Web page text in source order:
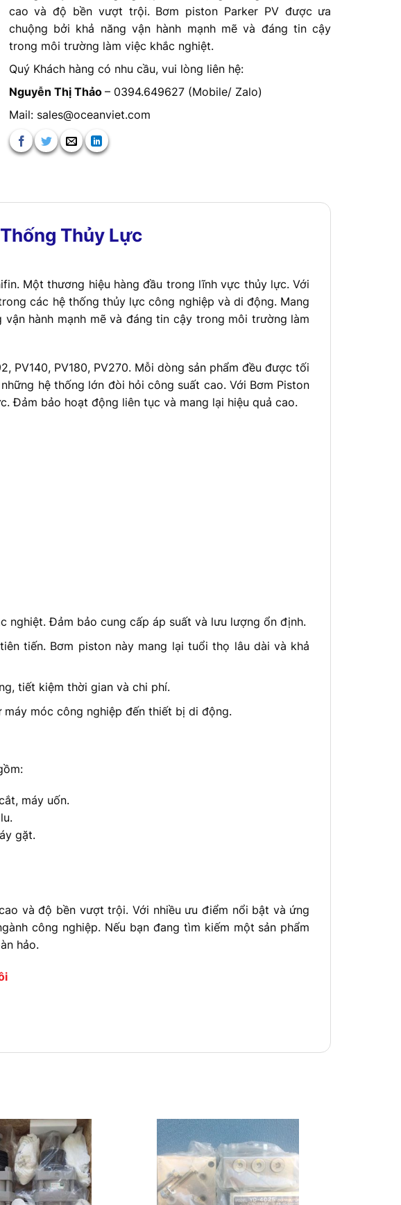
cao và độ bền vượt trội. Bơm piston Parker PV được ưa
chuộng bởi khả năng vận hành mạnh mẽ và đáng tin cậy
trong môi trường làm việc khắc nghiệt.
Quý Khách hàng có nhu cầu, vui lòng liên hệ:
Nguyễn Thị Thảo – 0394.649627 (Mobile/ Zalo)
Mail: sales@oceanviet.com
Thủy Lực
Một thương hiệu hàng đầu trong lĩnh vực thủy lực. Với
các hệ thống thủy lực công nghiệp và di động. Mang
hành mạnh mẽ và đáng tin cậy trong môi trường làm
PV140, PV180, PV270. Mỗi dòng sản phẩm đều được tối
hệ thống lớn đòi hỏi công suất cao. Với Bơm Piston
Đảm bảo hoạt động liên tục và mang lại hiệu quả cao.
nghiệt. Đảm bảo cung cấp áp suất và lưu lượng ổn định.
tiến. Bơm piston này mang lại tuổi thọ lâu dài và khả
tiết kiệm thời gian và chi phí.
máy móc công nghiệp đến thiết bị di động.
máy uốn.
gặt.
và độ bền vượt trội. Với nhiều ưu điểm nổi bật và ứng
công nghiệp. Nếu bạn đang tìm kiếm một sản phẩm
hảo.